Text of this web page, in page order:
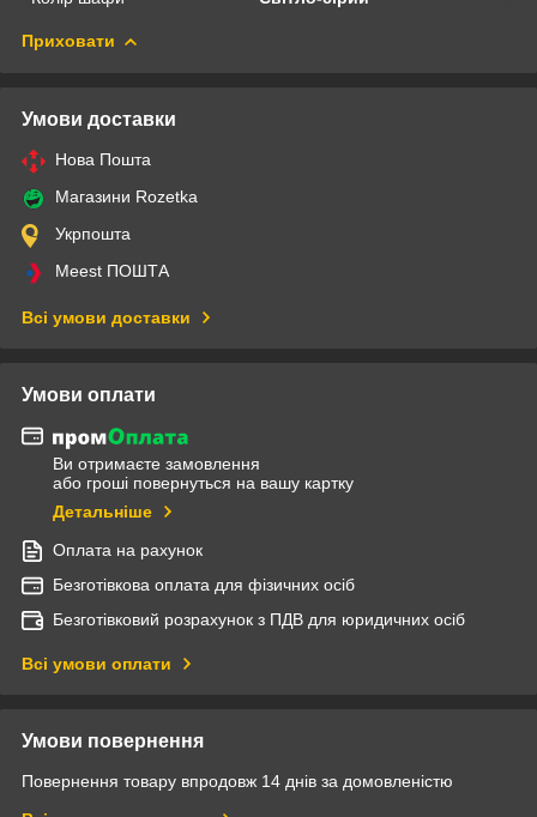
Приховати
Умови доставки
Нова Пошта
Магазини Rozetka
Укрпошта
Meest ПОШТА
Всі умови доставки
Умови оплати
Ви отримаєте замовлення
або гроші повернуться на вашу картку
Детальніше
Оплата на рахунок
Безготівкова оплата для фізичних осіб
Безготівковий розрахунок з ПДВ для юридичних осіб
Всі умови оплати
Умови повернення
Повернення товару впродовж 14 днів за домовленістю